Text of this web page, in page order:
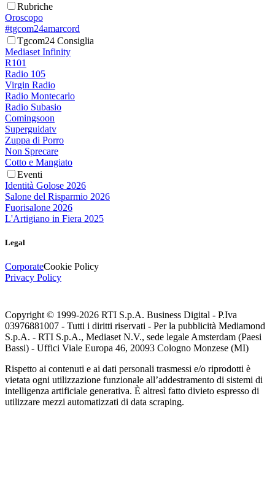
Rubriche
Oroscopo
#tgcom24amarcord
Tgcom24 Consiglia
Mediaset Infinity
R101
Radio 105
Virgin Radio
Radio Montecarlo
Radio Subasio
Comingsoon
Superguidatv
Zuppa di Porro
Non Sprecare
Cotto e Mangiato
Eventi
Identità Golose 2026
Salone del Risparmio 2026
Fuorisalone 2026
L'Artigiano in Fiera 2025
Legal
CorporateCookie Policy
Privacy Policy
Copyright © 1999-2026 RTI S.p.A. Business Digital - P.Iva
03976881007 - Tutti i diritti riservati - Per la pubblicità Mediamond
S.p.A. - RTI S.p.A., Mediaset N.V., sede legale Amsterdam (Paesi
Bassi) - Uffici Viale Europa 46, 20093 Cologno Monzese (MI)
Rispetto ai contenuti e ai dati personali trasmessi e/o riprodotti è
vietata ogni utilizzazione funzionale all’addestramento di sistemi di
intelligenza artificiale generativa. È altresì fatto divieto espresso di
utilizzare mezzi automatizzati di data scraping.